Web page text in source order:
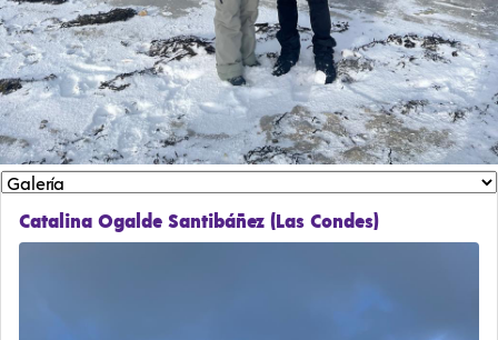
Catalina Ogalde Santibáñez (Las Condes)